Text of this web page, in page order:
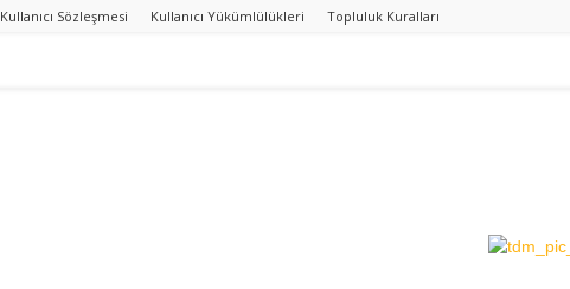
Kullanıcı Sözleşmesi Kullanıcı Yükümlülükleri Topluluk Kuralları